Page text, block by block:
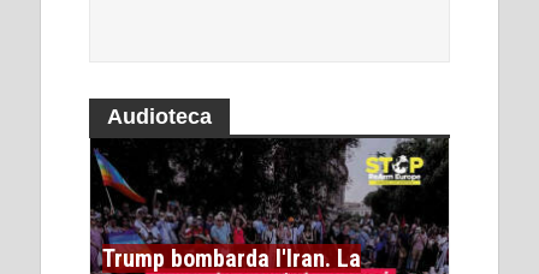
Audioteca
Trump bombarda l'Iran. La